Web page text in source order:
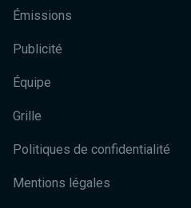
Émissions
Publicité
Équipe
Grille
Politiques de confidentialité
Mentions légales